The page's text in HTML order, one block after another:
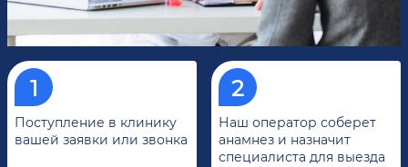
Поступление в клинику
вашей заявки или звонка
Наш оператор соберет
анамнез и назначит
специалиста для выезда